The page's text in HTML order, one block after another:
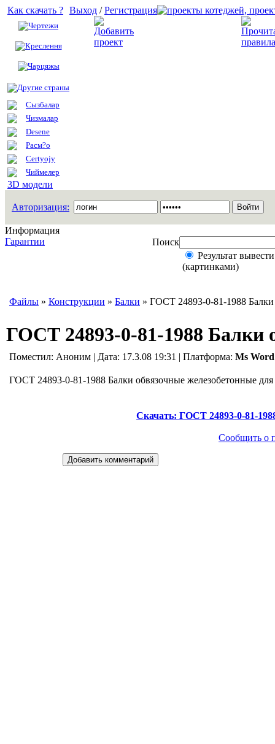
Как скачать ?
Чертежи
Креслення
Чарцяжы
Другие страны
Сызбалар
Чизмалар
Desene
Расм?о
Certyojy
Чиймелер
3D модели
Выход /Регистрация
Авторизация:
Информация
Гарантии
Поиск
Результат
(картинками)
Файлы » Конструкции » Балки » ГОСТ 24893-0-81-1988
ГОСТ 24893-0-81-1988 Балки
Поместил: Аноним | Дата: 17.3.08 19:31 | Платформа: Ms Word
ГОСТ 24893-0-81-1988 Балки обвязочные железобетонные
Скачать: ГОСТ 24893-0-81-
Сообщить о